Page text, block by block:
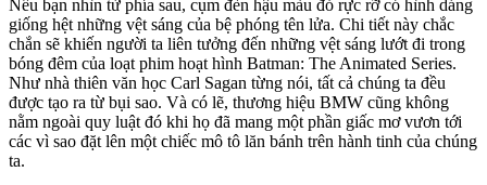
Nếu bạn nhìn từ phía sau, cụm đèn hậu màu đỏ rực rỡ có hình dáng
giống hệt những vệt sáng của bệ phóng tên lửa. Chi tiết này chắc
chắn sẽ khiến người ta liên tưởng đến những vệt sáng lướt đi trong
bóng đêm của loạt phim hoạt hình Batman: The Animated Series.
Như nhà thiên văn học Carl Sagan từng nói, tất cả chúng ta đều
được tạo ra từ bụi sao. Và có lẽ, thương hiệu BMW cũng không
nằm ngoài quy luật đó khi họ đã mang một phần giấc mơ vươn tới
các vì sao đặt lên một chiếc mô tô lăn bánh trên hành tinh của chúng
ta.